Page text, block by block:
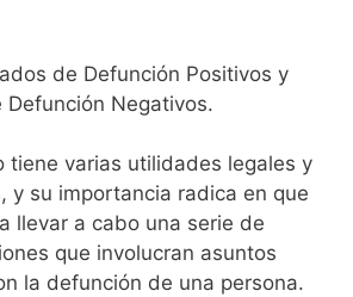
de Defunción Positivos y
Negativos.
tiene varias utilidades legales y
y su importancia radica en que
llevar a cabo una serie de
que involucran asuntos
la defunción de una persona.